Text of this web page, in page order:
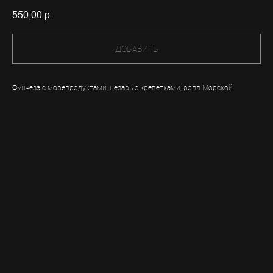
550,00 р.
ДОБАВИТЬ
Фунчеза с морепродуктами, цезарь с креветками, ролл Морской